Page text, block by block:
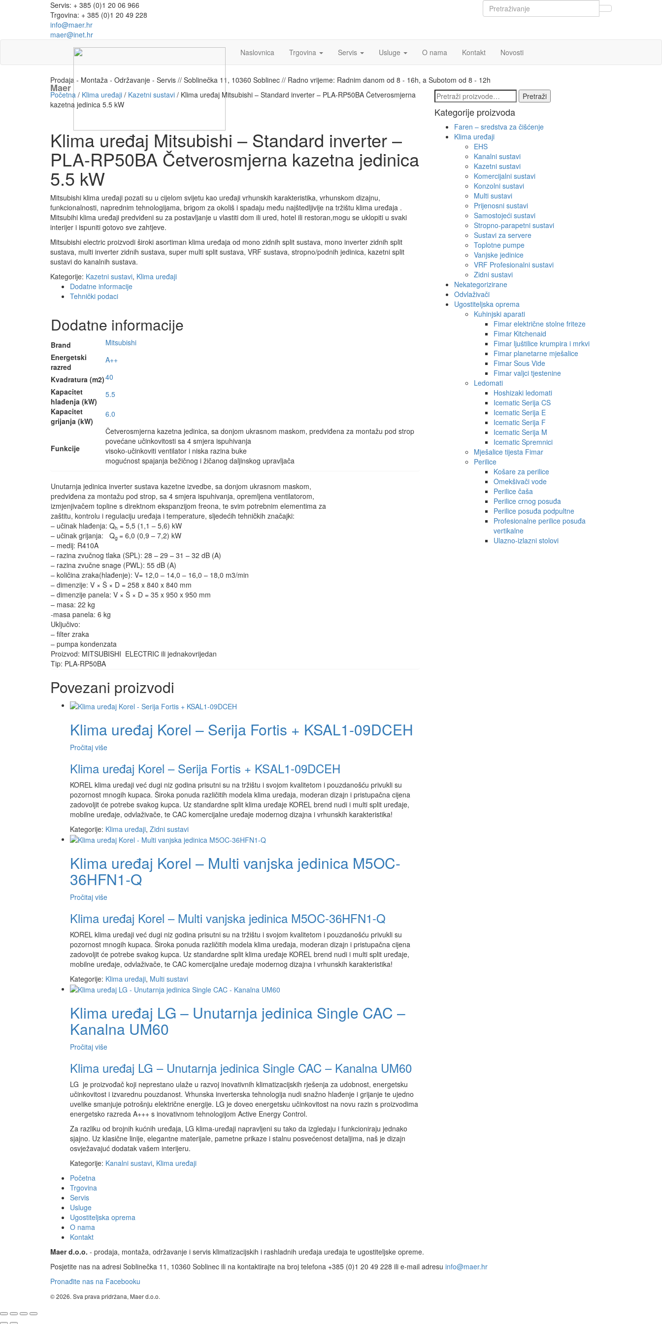
Servis: + 385 (0)1 20 06 966
Trgovina: + 385 (0)1 20 49 228
info@maer.hr
maer@inet.hr
Maer
Naslovnica Trgovina Servis Usluge O nama Kontakt Novosti
Prodaja - Montaža - Održavanje - Servis // Soblinečka 11, 10360 Soblinec // Radno vrijeme: Radnim danom od 8 - 16h, a Subotom od 8 - 12h
Početna / Klima uređaji / Kazetni sustavi / Klima uređaj Mitsubishi – Standard inverter – PLA-RP50BA Četverosmjerna
kazetna jedinica 5.5 kW
Klima uređaj Mitsubishi – Standard inverter –
PLA-RP50BA Četverosmjerna kazetna jedinica
5.5 kW
Mitsubishi klima uređaji pozati su u cijelom svijetu kao uređaji vrhunskih karakteristika, vrhunskom dizajnu,
funkcionalnosti, naprednim tehnologijama, brigom za okoliš i spadaju među najštedljivije na tržištu klima uređaja .
Mitsubihi klima uređaji predviđeni su za postavljanje u vlastiti dom ili ured, hotel ili restoran,mogu se uklopiti u svaki
interijer i ispuniti gotovo sve zahtjeve.
Mitsubishi electric proizvodi široki asortiman klima uređaja od mono zidnih split sustava, mono inverter zidnih split
sustava, multi inverter zidnih sustava, super multi split sustava, VRF sustava, stropno/podnih jedinica, kazetni split
sustavi do kanalnih sustava.
Kategorije: Kazetni sustavi, Klima uređaji
Dodatne informacije
Tehnički podaci
Dodatne informacije
Brand
Mitsubishi
Energetski
razred
A++
Kvadratura (m2)40
Kapacitet
hlađenja (kW)
5.5
Kapacitet
grijanja (kW)
6.0
Funkcije
Četverosmjerna kazetna jedinica, sa donjom ukrasnom maskom, predviđena za montažu pod strop
povećane učinkovitosti sa 4 smjera ispuhivanja
visoko-učinkoviti ventilator i niska razina buke
mogućnost spajanja bežičnog i žičanog daljinskog upravljača
Unutarnja jedinica inverter sustava kazetne izvedbe, sa donjom ukrasnom maskom,
predviđena za montažu pod strop, sa 4 smjera ispuhivanja, opremljena ventilatorom,
izmjenjivačem topline s direktnom ekspanzijom freona, te svim potrebnim elementima za
zaštitu, kontrolu i regulaciju uređaja i temperature, sljedećih tehničkih značajki:
– učinak hlađenja: Qh = 5,5 (1,1 – 5,6) kW
– učinak grijanja: Qg = 6,0 (0,9 – 7,2) kW
– medij: R410A
– razina zvučnog tlaka (SPL): 28 – 29 – 31 – 32 dB (A)
– razina zvučne snage (PWL): 55 dB (A)
– količina zraka(hlađenje): V= 12,0 – 14,0 – 16,0 – 18,0 m3/min
– dimenzije: V × Š × D = 258 x 840 x 840 mm
– dimenzije panela: V × Š × D = 35 x 950 x 950 mm
– masa: 22 kg
-masa panela: 6 kg
Uključivo:
– filter zraka
– pumpa kondenzata
Proizvod: MITSUBISHI ELECTRIC ili jednakovrijedan
Tip: PLA-RP50BA
Povezani proizvodi
Klima uređaj Korel – Serija Fortis + KSAL1-09DCEH
Pročitaj više
Klima uređaj Korel – Serija Fortis + KSAL1-09DCEH
KOREL klima uređaji već dugi niz godina prisutni su na tržištu i svojom kvalitetom i pouzdanošću privukli su
pozornost mnogih kupaca. Široka ponuda različitih modela klima uređaja, moderan dizajn i pristupačna cijena
zadovoljit će potrebe svakog kupca. Uz standardne split klima uređaje KOREL brend nudi i multi split uređaje,
mobilne uređaje, odvlaživače, te CAC komercijalne uređaje modernog dizajna i vrhunskih karakteristika!
Kategorije: Klima uređaji, Zidni sustavi
Klima uređaj Korel – Multi vanjska jedinica M5OC-
36HFN1-Q
Pročitaj više
Klima uređaj Korel – Multi vanjska jedinica M5OC-36HFN1-Q
KOREL klima uređaji već dugi niz godina prisutni su na tržištu i svojom kvalitetom i pouzdanošću privukli su
pozornost mnogih kupaca. Široka ponuda različitih modela klima uređaja, moderan dizajn i pristupačna cijena
zadovoljit će potrebe svakog kupca. Uz standardne split klima uređaje KOREL brend nudi i multi split uređaje,
mobilne uređaje, odvlaživače, te CAC komercijalne uređaje modernog dizajna i vrhunskih karakteristika!
Kategorije: Klima uređaji, Multi sustavi
Klima uređaj LG – Unutarnja jedinica Single CAC –
Kanalna UM60
Pročitaj više
Klima uređaj LG – Unutarnja jedinica Single CAC – Kanalna UM60
LG je proizvođač koji neprestano ulaže u razvoj inovativnih klimatizacijskih rješenja za udobnost, energetsku
učinkovitost i izvarednu pouzdanost. Vrhunska inverterska tehnologija nudi snažno hlađenje i grijanje te ujedno
uvelike smanjuje potrošnju električne energije. LG je doveo energetsku učinkovitost na novu razin s proizvodima
energetsko razreda A+++ s inovativnom tehnologijom Active Energy Control.
Za razliku od brojnih kućnih uređaja, LG klima-uređaji napravljeni su tako da izgledaju i funkcioniraju jednako
sjajno. Uz klasične linije, elegantne materijale, pametne prikaze i stalnu posvećenost detaljima, naš je dizajn
osvježavajuć dodatak vašem interijeru.
Kategorije: Kanalni sustavi, Klima uređaji
Pretraži: Pretraži
Kategorije proizvoda
Faren – sredstva za čišćenje
Klima uređaji
EHS
Kanalni sustavi
Kazetni sustavi
Komercijalni sustavi
Konzolni sustavi
Multi sustavi
Prijenosni sustavi
Samostojeći sustavi
Stropno-parapetni sustavi
Sustavi za servere
Toplotne pumpe
Vanjske jedinice
VRF Profesionalni sustavi
Zidni sustavi
Nekategorizirane
Odvlaživači
Ugostiteljska oprema
Kuhinjski aparati
Fimar električne stolne friteze
Fimar Kitchenaid
Fimar ljuštilice krumpira i mrkvi
Fimar planetarne mješalice
Fimar Sous Vide
Fimar valjci tjestenine
Ledomati
Hoshizaki ledomati
Icematic Serija CS
Icematic Serija E
Icematic Serija F
Icematic Serija M
Icematic Spremnici
Mješalice tijesta Fimar
Perilice
Košare za perilice
Omekšivači vode
Perilice čaša
Perilice crnog posuđa
Perilice posuđa podpultne
Profesionalne perilice posuđa
vertikalne
Ulazno-izlazni stolovi
Početna
Trgovina
Servis
Usluge
Ugostiteljska oprema
O nama
Kontakt
Maer d.o.o. - prodaja, montaža, održavanje i servis klimatizacijskih i rashladnih uređaja uređaja te ugostiteljske opreme.
Posjetite nas na adresi Soblinečka 11, 10360 Soblinec ili na kontaktirajte na broj telefona +385 (0)1 20 49 228 ili e-mail adresu info@maer.hr
Pronađite nas na Facebooku
© 2026. Sva prava pridržana, Maer d.o.o.